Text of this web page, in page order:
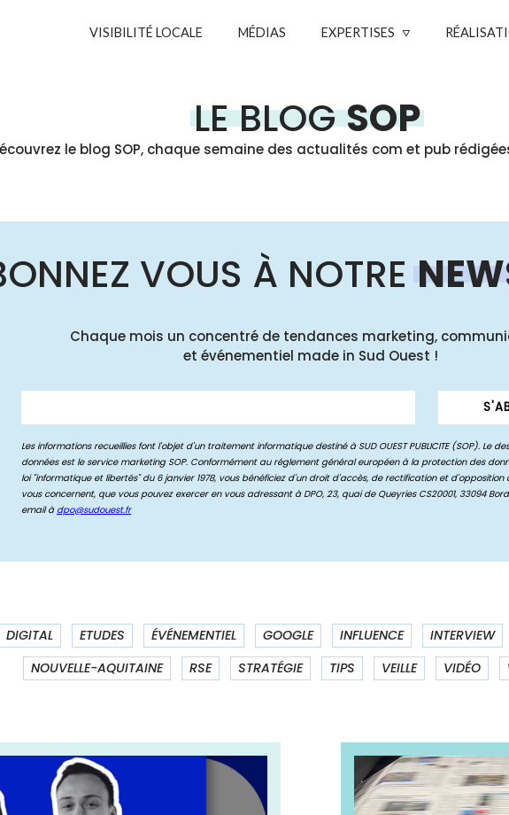
VISIBILITÉ LOCALE MÉDIAS EXPERTISES
LE BLOGSOP
le blog SOP, chaque semaine des actualités com et pub
VOUS À NOTRE
Chaque mois un concentré de tendances marketing,
et événementiel made in Sud Ouest !
DIGITAL ETUDES ÉVÉNEMENTIEL GOOGLE INFLUENCE
INTERVIEW
NOUVELLE-AQUITAINE
RSE STRATÉGIE TIPS VEILLE VIDÉO